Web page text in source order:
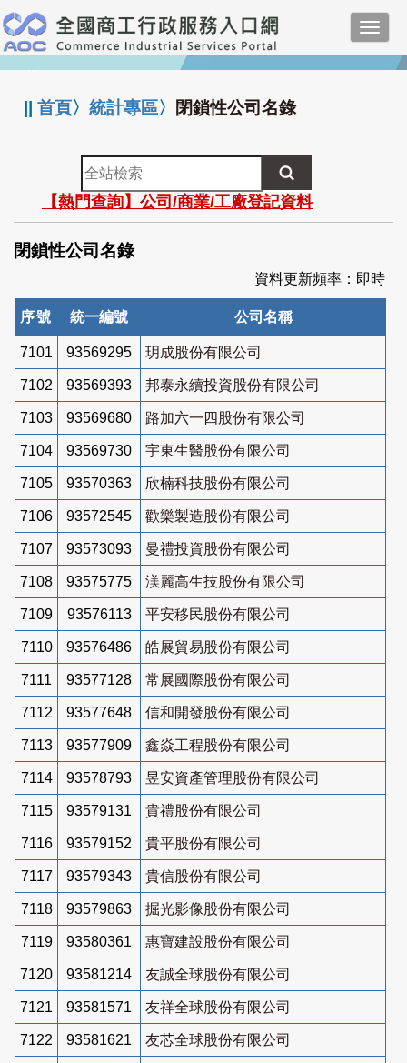
跳
到
主
要
:::
||首頁〉統計專區〉 閉鎖性公司名錄
全
站
檢
索
【熱門查詢】公司/商業/工廠登記資料
閉鎖性公司名錄
資料更新頻率：即時
序號 統一編號 公司名稱
7101 93569295 玥成股份有限公司
7102 93569393 邦泰永續投資股份有限公司
7103 93569680 路加六一四股份有限公司
7104 93569730 宇東生醫股份有限公司
7105 93570363 欣楠科技股份有限公司
7106 93572545 歡樂製造股份有限公司
7107 93573093 曼禮投資股份有限公司
7108 93575775 渼麗高生技股份有限公司
7109 93576113 平安移民股份有限公司
7110 93576486 皓展貿易股份有限公司
7111 93577128 常展國際股份有限公司
7112 93577648 信和開發股份有限公司
7113 93577909 鑫焱工程股份有限公司
7114 93578793 昱安資產管理股份有限公司
7115 93579131 貴禮股份有限公司
7116 93579152 貴平股份有限公司
7117 93579343 貴信股份有限公司
7118 93579863 掘光影像股份有限公司
7119 93580361 惠寶建設股份有限公司
7120 93581214 友誠全球股份有限公司
7121 93581571 友祥全球股份有限公司
7122 93581621 友芯全球股份有限公司